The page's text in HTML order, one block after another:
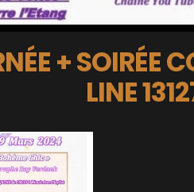
+ SOIRÉE
LINE